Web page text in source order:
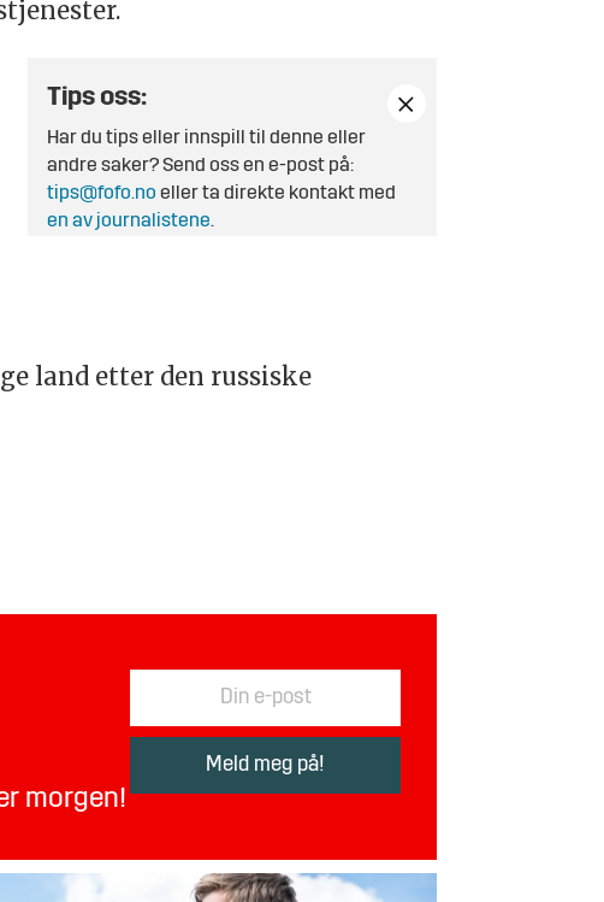
Tips oss:
Har du tips eller innspill til denne eller
andre saker? Send oss en e-post på:
tips@fofo.no eller ta direkte kontakt med
en av journalistene.
land etter den russiske
morgen!